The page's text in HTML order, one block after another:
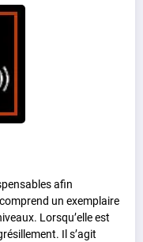
afin
un exemplaire
Lorsqu’elle est
Il s’agit